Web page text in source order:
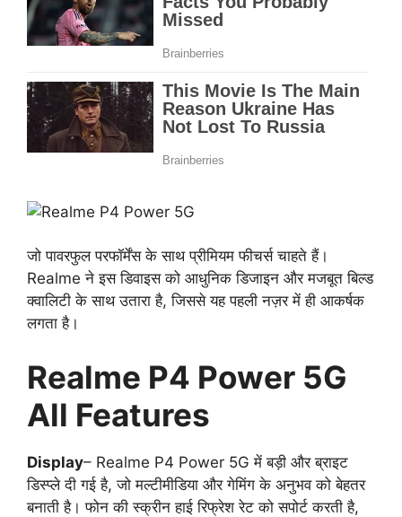
जो पावरफुल परफॉर्मेंस के साथ प्रीमियम फीचर्स चाहते हैं।
Realme ने इस डिवाइस को आधुनिक डिजाइन और मजबूत बिल्ड
क्वालिटी के साथ उतारा है, जिससे यह पहली नज़र में ही आकर्षक
लगता है।
Realme P4 Power 5G
All Features
Display– Realme P4 Power 5G में बड़ी और ब्राइट
डिस्प्ले दी गई है, जो मल्टीमीडिया और गेमिंग के अनुभव को बेहतर
बनाती है। फोन की स्क्रीन हाई रिफ्रेश रेट को सपोर्ट करती है,